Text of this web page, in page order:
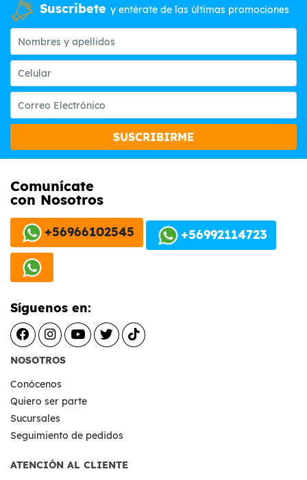
Suscribete y entérate de las últimas promociones
SUSCRIBIRME
Comunícate
con Nosotros
+56966102545 +56992114723
Síguenos en:
NOSOTROS
Conócenos
Quiero ser parte
Sucursales
Seguimiento de pedidos
ATENCIÓN AL CLIENTE